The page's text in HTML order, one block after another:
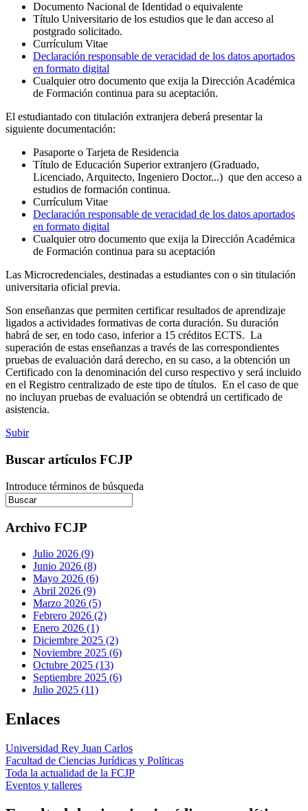
Documento Nacional de Identidad o equivalente
Título Universitario de los estudios que le dan acceso al
postgrado solicitado.
Currículum Vitae
Declaración responsable de veracidad de los datos aportados
en formato digital
Cualquier otro documento que exija la Dirección Académica
de Formación continua para su aceptación.
El estudiantado con titulación extranjera deberá presentar la
siguiente documentación:
Pasaporte o Tarjeta de Residencia
Título de Educación Superior extranjero (Graduado,
Licenciado, Arquitecto, Ingeniero Doctor...) que den acceso a
estudios de formación continua.
Currículum Vitae
Declaración responsable de veracidad de los datos aportados
en formato digital
Cualquier otro documento que exija la Dirección Académica
de Formación continua para su aceptación
Las Microcredenciales, destinadas a estudiantes con o sin titulación
universitaria oficial previa.
Son enseñanzas que permiten certificar resultados de aprendizaje
ligados a actividades formativas de corta duración. Su duración
habrá de ser, en todo caso, inferior a 15 créditos ECTS. La
superación de estas enseñanzas a través de las correspondientes
pruebas de evaluación dará derecho, en su caso, a la obtención un
Certificado con la denominación del curso respectivo y será incluido
en el Registro centralizado de este tipo de títulos. En el caso de que
no incluyan pruebas de evaluación se obtendrá un certificado de
asistencia.
Subir
Buscar artículos FCJP
Introduce términos de búsqueda
Archivo FCJP
Julio 2026 (9)
Junio 2026 (8)
Mayo 2026 (6)
Abril 2026 (9)
Marzo 2026 (5)
Febrero 2026 (2)
Enero 2026 (1)
Diciembre 2025 (2)
Noviembre 2025 (6)
Octubre 2025 (13)
Septiembre 2025 (6)
Julio 2025 (11)
Enlaces
Universidad Rey Juan Carlos
Facultad de Ciencias Jurídicas y Políticas
Toda la actualidad de la FCJP
Eventos y talleres